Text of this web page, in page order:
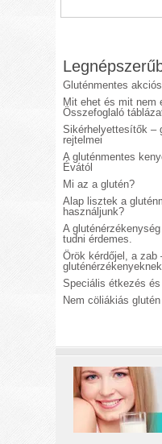
Gluténmentes
Mit ehet és mit nem
Összefoglaló
Sikérhelyettesítők –
rejtelmei
A gluténmentes
Évától
Mi az a glutén?
Alap lisztek a
használjunk?
A
tudni érdemes.
Örök kérdőjel, a zab
Speciális étkezés
Nem cöliákiás